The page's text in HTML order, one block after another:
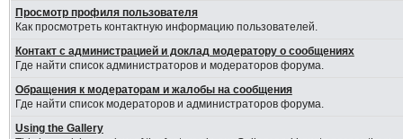
Просмотр профиля пользователя
Как просмотреть контактную информацию пользователей.
Контакт с администрацией и доклад модератору о сообщениях
Где найти список администраторов и модераторов форума.
Обращения к модераторам и жалобы на сообщения
Где найти список модераторов и администраторов форума.
Using the Gallery